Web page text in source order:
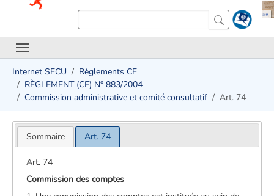
Internet SECU
Règlements CE
RÈGLEMENT (CE) N° 883/2004
Commission administrative et comité consultatif
Art. 74
Sommaire Art. 74
Art. 74
Commission des comptes